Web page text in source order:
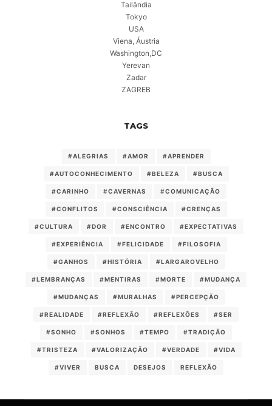
Tailândia
Tokyo
USA
Viena, Áustria
Washington,DC
Yerevan
Zadar
ZAGREB
TAGS
#ALEGRIAS #AMOR #APRENDER
#AUTOCONHECIMENTO #BELEZA #BUSCA
#CARINHO #CAVERNAS #COMUNICAÇÃO
#CONFLITOS #CONSCIÊNCIA #CRENÇAS
#CULTURA #DOR #ENCONTRO #EXPECTATIVAS
#EXPERIÊNCIA #FELICIDADE #FILOSOFIA
#GANHOS #HISTÓRIA #LARGAROVELHO
#LEMBRANÇAS #MENTIRAS #MORTE #MUDANÇA
#MUDANÇAS #MURALHAS #PERCEPÇÃO
#REALIDADE #REFLEXÃO #REFLEXÕES #SER
#SONHO #SONHOS #TEMPO #TRADIÇÃO
#TRISTEZA #VALORIZAÇÃO #VERDADE #VIDA
#VIVER BUSCA DESEJOS REFLEXÃO